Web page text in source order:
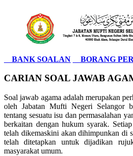
BANK SOALAN BORANG
CARIAN SOAL JAWAB
Soal jawab agama adalah merupakan
oleh Jabatan Mufti Negeri Selangor
tentang sesuatu isu dan permasalahan
berkaitan dengan hukum syarak.
telah dikemaskini akan dihimpunkan di
telah ditetapkan untuk dijadikan
masyarakat umum.